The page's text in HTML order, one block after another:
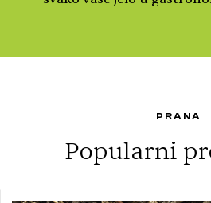
PRANA
Popularni